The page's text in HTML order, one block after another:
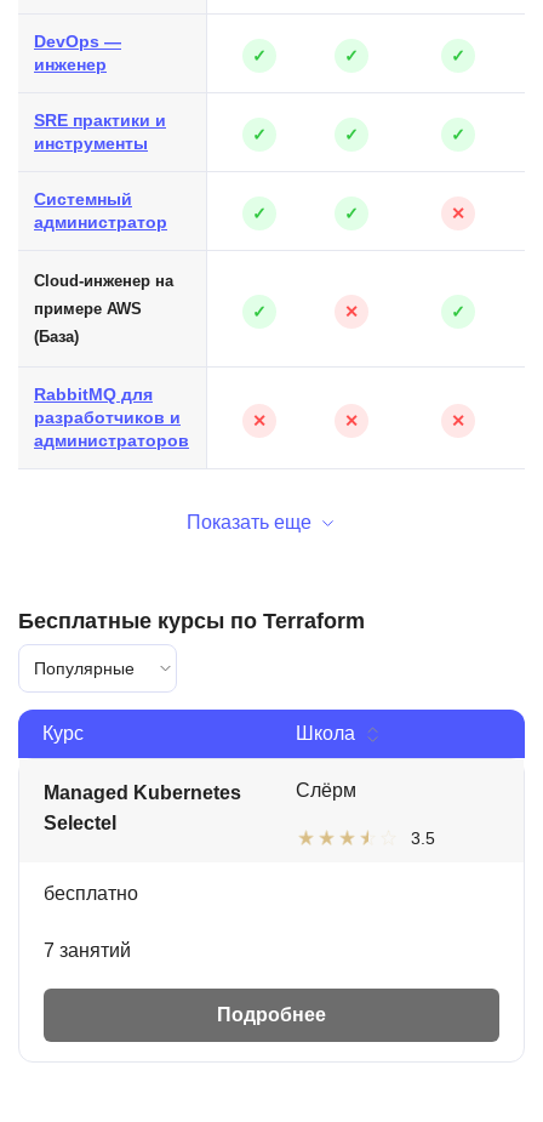
DevOps —
инженер
✓ ✓ ✓
SRE практики и
инструменты
✓ ✓ ✓
Системный
администратор
✓ ✓ ✕
Cloud-инженер на
примере AWS
(База)
✓ ✕ ✓
RabbitMQ для
разработчиков и
администраторов
✕ ✕ ✕
Показать еще
Бесплатные курсы по Terraform
Популярные
Курс Школа
Managed Kubernetes
Selectel
Слёрм
3.5
бесплатно
7 занятий
Подробнее